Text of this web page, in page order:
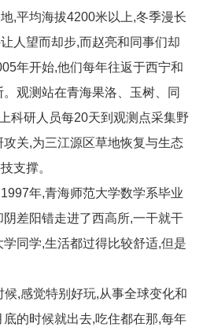
平均海拔4200米以上,冬季漫长
人望而却步,而赵亮和同事们却
年开始,他们每年往返于西宁和
观测站在青海果洛、玉树、同
科研人员每20天到观测点采集野
关,为三江源区草地恢复与生态
支撑。
年,青海师范大学数学系毕业
差阳错走进了西高所,一干就干
同学,生活都过得比较舒适,但是
,感觉特别好玩,从事全球变化和
的时候就出去,吃住都在那,每年